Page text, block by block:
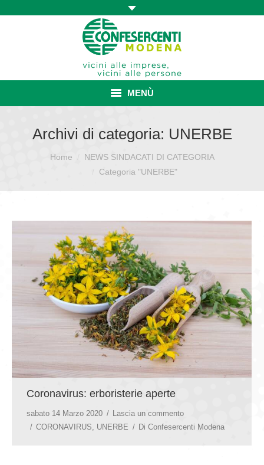
MENÙ
ISCRIZIONE E VANTAGGI
CATEGORIE SINDACALI
SERVIZI
GIOVEDÌ GASTRONOMICI
COMUNICATI E NEWS
CONTATTI
Archivi di categoria: UNERBE
Home
NEWS SINDACATI DI CATEGORIA
Categoria "UNERBE"
Coronavirus: erboristerie aperte
sabato 14 Marzo 2020
Lascia un commento
CORONAVIRUS, UNERBE Di Confesercenti Modena